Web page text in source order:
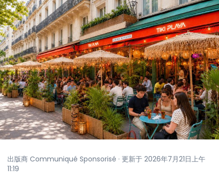
出版商 Communiqué Sponsorisé · 更新于 2026年7月21日上午
11:19